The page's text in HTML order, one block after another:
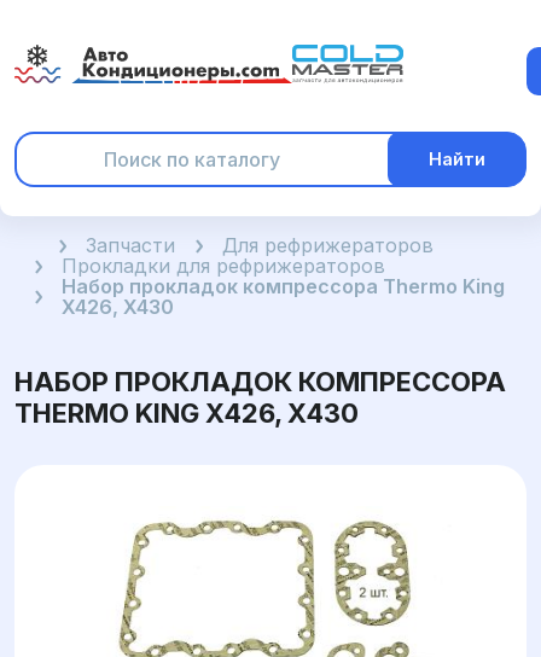
Найти
ГлавнаяЗапчасти
Для рефрижераторов
Прокладки для рефрижераторов
Набор прокладок компрессора Thermo King
X426, X430
НАБОР ПРОКЛАДОК КОМПРЕССОРА
THERMO KING X426, X430